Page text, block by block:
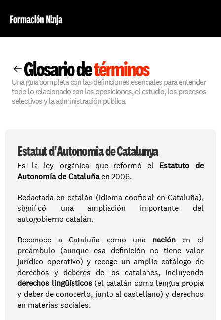
Glosario de términos
Una guía completa con las definiciones esenciales para entender
todo lo relacionado con las oposiciones, el estudio, los procesos
selectivos y la administración pública.
Estatut d'Autonomia de Catalunya
Es la ley orgánica que reformó el Estatuto de
Autonomía de Cataluña en 2006.
Redactada en catalán (idioma cooficial en Cataluña),
significó una ampliación importante del
autogobierno catalán.
Reconoce a Cataluña como una nación en el
preámbulo (aunque esa definición no tiene valor
jurídico operativo) y recoge un amplio catálogo de
derechos lingüísticos (el catalán como lengua propia
y deber de conocerlo, junto al castellano) y derechos
en materias sociales.